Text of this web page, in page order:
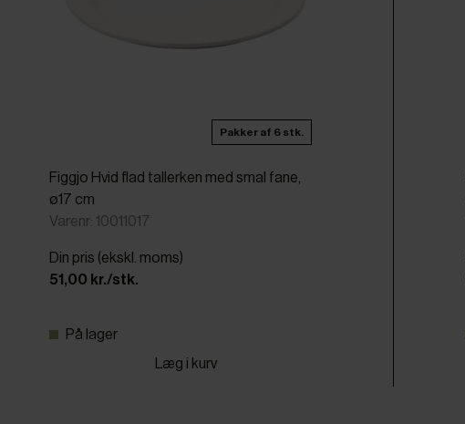
Pakker af 6 stk.
Figgjo Hvid flad tallerken med smal fane,
ø17 cm
Varenr: 10011017
Din pris (ekskl. moms)
51,00 kr./stk.
På lager
Læg i kurv